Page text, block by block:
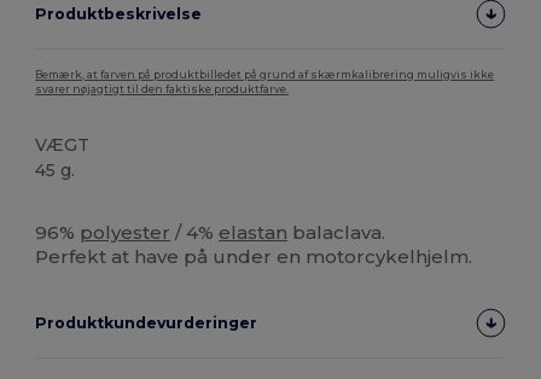
Produktbeskrivelse
Bemærk, at farven på produktbilledet på grund af skærmkalibrering muligvis ikke
svarer nøjagtigt til den faktiske produktfarve.
VÆGT
45 g.
96% polyester / 4% elastan balaclava.
Perfekt at have på under en motorcykelhjelm.
Produktkundevurderinger